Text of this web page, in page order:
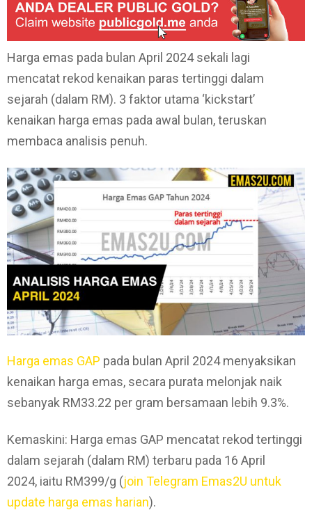
Harga emas pada bulan April 2024 sekali lagi
mencatat rekod kenaikan paras tertinggi dalam
sejarah (dalam RM). 3 faktor utama ‘kickstart’
kenaikan harga emas pada awal bulan, teruskan
membaca analisis penuh.
Harga emas GAP pada bulan April 2024 menyaksikan
kenaikan harga emas, secara purata melonjak naik
sebanyak RM33.22 per gram bersamaan lebih 9.3%.
Kemaskini: Harga emas GAP mencatat rekod tertinggi
dalam sejarah (dalam RM) terbaru pada 16 April
2024, iaitu RM399/g (join Telegram Emas2U untuk
update harga emas harian).